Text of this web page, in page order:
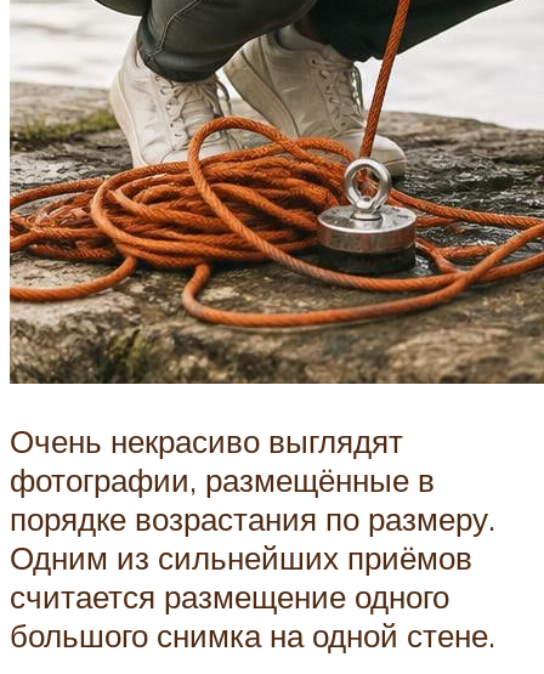
Очень некрасиво выглядят
фотографии, размещённые в
порядке возрастания по размеру.
Одним из сильнейших приёмов
считается размещение одного
большого снимка на одной стене.